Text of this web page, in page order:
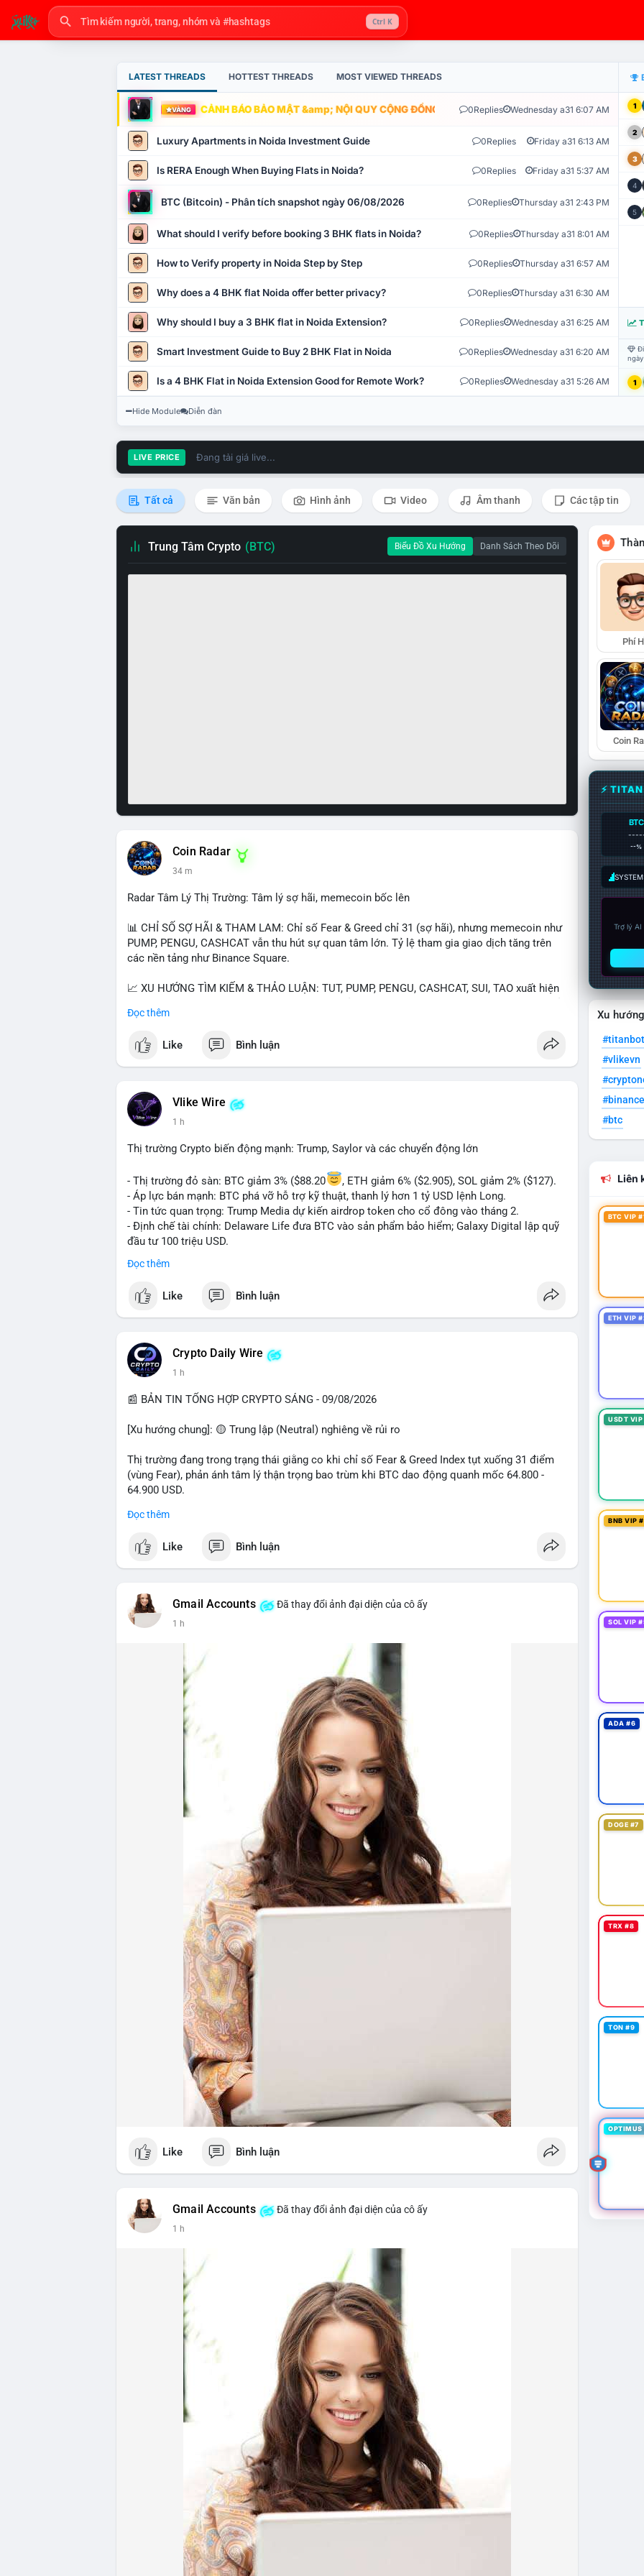
Ctrl K
LATEST THREADS HOTTEST THREADS MOST VIEWED THREADS
VÀNG CẢNH BÁO BẢO MẬT &amp; NỘI QUY CỘNG ĐỒNG VLIKE.VN: HỆ THỐNG GIÁM SÁT TỰ
0Replies Wednesday a31 6:07 AM
Luxury Apartments in Noida Investment Guide 0Replies Friday a31 6:13 AM
Is RERA Enough When Buying Flats in Noida? 0Replies Friday a31 5:37 AM
BTC (Bitcoin) - Phân tích snapshot ngày 06/08/2026 0Replies Thursday a31 2:43 PM
What should I verify before booking 3 BHK flats in Noida? 0Replies Thursday a31 8:01 AM
How to Verify property in Noida Step by Step 0Replies Thursday a31 6:57 AM
Why does a 4 BHK flat Noida offer better privacy? 0Replies Thursday a31 6:30 AM
Why should I buy a 3 BHK flat in Noida Extension? 0Replies Wednesday a31 6:25 AM
Smart Investment Guide to Buy 2 BHK Flat in Noida 0Replies Wednesday a31 6:20 AM
Is a 4 BHK Flat in Noida Extension Good for Remote Work? 0Replies Wednesday a31 5:26 AM
1
2
3
4
5
1
Hide Module Diễn đàn
LIVE PRICE Đang tải giá live...
Tất cả Văn bản Hình ảnh Video Âm thanh Các tập tin
Trung Tâm Crypto (BTC) Biểu Đồ Xu Hướng Danh Sách Theo Dõi
Coin Radar
34 m
Radar Tâm Lý Thị Trường: Tâm lý sợ hãi, memecoin bốc lên
📊 CHỈ SỐ SỢ HÃI & THAM LAM: Chỉ số Fear & Greed chỉ 31 (sợ hãi), nhưng memecoin như
PUMP, PENGU, CASHCAT vẫn thu hút sự quan tâm lớn. Tỷ lệ tham gia giao dịch tăng trên
các nền tảng như Binance Square.
📈 XU HƯỚNG TÌM KIẾM & THẢO LUẬN: TUT, PUMP, PENGU, CASHCAT, SUI, TAO xuất hiện
đề hấp dẫn. Bàn tán về SPCX và SAGA cũng hấp dẫn.
💬 DÒNG CHẢY TIN TỨC & TRUYỀN THÔNG: Bàn tán về "long SAGA", "short SPCX", và "đã
ngồi ăn ở khách sạn 5*" (từ bài đăng Binance Square). Tin tức về BIP-110 Bitcoin và SKR
💡 NHẬN ĐỊNH & KHUYẾN NGHỊ: Tâm lý thị trường phân cực. Sợ hãi do chỉ số thấp nhưng
xu hướng memecoin và tin tức tích cực (BTC ETF, SKR) tạo áp lực lên giá. Rủi ro từ các đề
nhân.
📊 Nguồn: Radar Tâm Lý Thị Trường
Đọc thêm
Like Bình luận
Vlike Wire
1 h
Thị trường Crypto biến động mạnh: Trump, Saylor và các chuyển động lớn
- Thị trường đỏ sàn: BTC giảm 3% ($88.20
, ETH giảm 6% ($2.905), SOL giảm 2% ($127).
- Áp lực bán mạnh: BTC phá vỡ hỗ trợ kỹ thuật, thanh lý hơn 1 tỷ USD lệnh Long.
- Tin tức quan trọng: Trump Media dự kiến airdrop token cho cổ đông vào tháng 2.
- Định chế tài chính: Delaware Life đưa BTC vào sản phẩm bảo hiểm; Galaxy Digital lập quỹ
đầu tư 100 triệu USD.
- Pháp lý: CEO Coinbase thúc đẩy khung pháp lý tại Davos; Bồ Đào Nha chặn Polymarket.
#binancesquare #cryptonews
$btc $eth $sol $xrp
#vlikevn #titanbot
📰 Nguồn: Decrypt
Đọc thêm
Like Bình luận
Crypto Daily Wire
1 h
📰 BẢN TIN TỔNG HỢP CRYPTO SÁNG - 09/08/2026
[Xu hướng chung]: 🟡 Trung lập (Neutral) nghiêng về rủi ro
Thị trường đang trong trạng thái giằng co khi chỉ số Fear & Greed Index tụt xuống 31 điểm
(vùng Fear), phản ánh tâm lý thận trọng bao trùm khi BTC dao động quanh mốc 64.800 -
64.900 USD.
- Thị trường & Giá cả: Hoạt động cá voi diễn ra mạnh mẽ với 7 giao dịch BTC lớn được ghi
BTC (5,89 triệu USD) và 89,97 BTC (5,82 triệu USD), cho thấy các tổ chức lớn đang tái cơ
cấu danh mục. Tuy nhiên, funding rate BTC chỉ ở mức 0,0043% với tổng thanh lý 24h đạt 6,16
- DeFi & Công nghệ: Tổng TVL DeFi đạt 143,06 tỷ USD, gần như đứng yên (tăng 0,14%).
Ethereum dẫn đầu với 41,85 tỷ USD nhưng tốc độ tăng trưởng chậm lại. Trong khi đó, tổng
vốn hóa Stablecoin đạt 306,95 tỷ USD, cho thấy nhà đầu tư đang giữ tiền mặt chờ đợi.
BTCPay Foundation xác nhận các node Lightning bị rút tiền và đã chặn truy cập từ xa để
- Quy định & Pháp lý: Brazil công bố quy định mới có hiệu lực từ 1/1/2027, yêu cầu tạm dừng
24h đối với các giao dịch crypto trên 10.000 USD chuyển sang nhà cung cấp nước ngoài
hoặc ví tự quản. Fork BIP-110 của Bitcoin khai thác thành công 2 block rồi dừng do thiếu
hashpower, khoảng cách giữa các block kéo dài nhiều giờ.
Lời khuyên từ chuyên gia: Thị trường đang trong giai đoạn tích lũy với tâm lý sợ hãi chiếm
ưu thế. Nhà đầu tư nên tránh FOMO, tập trung quản trị rủi ro và chờ đợi tín hiệu rõ ràng hơn
từ dòng vốn ETF (tuần tốt nhất kể từ tháng 4 với 1 tỷ USD) trước khi gia tăng vị thế.
Xem chi tiết các bài viết đầy đủ tại dòng thời gian của Vlike.vn!
#feargreedindex #bip110fork #brazilcryptoregulation
Đọc thêm
Like Bình luận
Gmail Accounts Đã thay đổi ảnh đại diện của cô ấy
1 h
Like Bình luận
Gmail Accounts Đã thay đổi ảnh đại diện của cô ấy
1 h
Phí
Coin
⚡
BTC
--%
Trợ lý
Xu
#titanbot
#vlikevn
#btc
Liên
BTC VIP
ETH VIP
USDT
BNB VIP
SOL VIP
ADA #6
DOGE #7
TRX #8
TON #9
OPTIMUS